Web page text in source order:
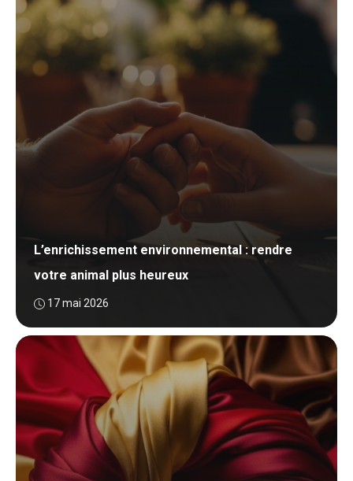
L’enrichissement environnemental : rendre
votre animal plus heureux
17 mai 2026